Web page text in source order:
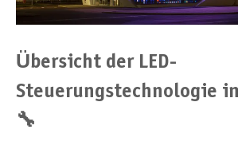
Übersicht der LED-
Steuerungstechnologie
🔧